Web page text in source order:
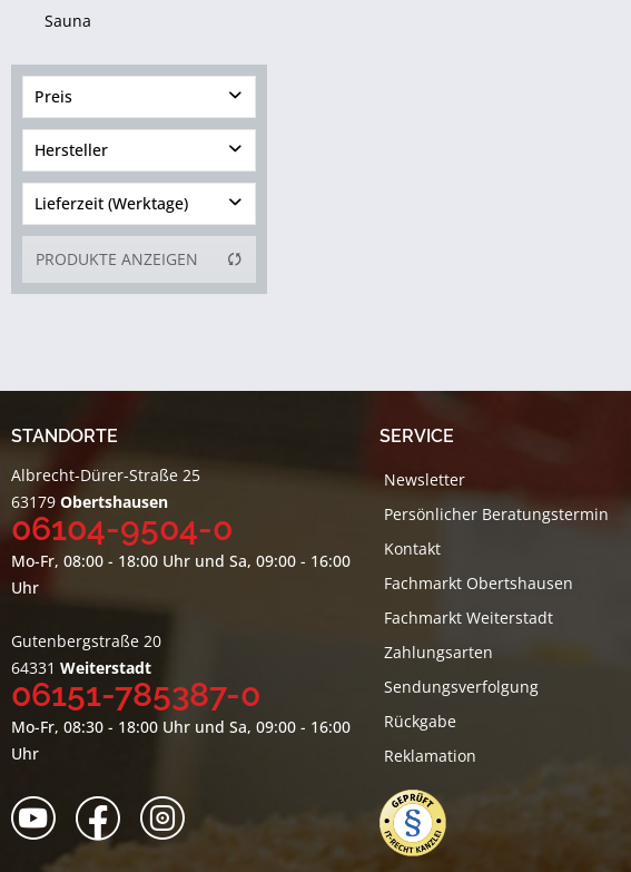
Sauna
Preis
von3,99 € bis24,99 €
Hersteller
Lieferzeit (Werktage)
1 bis 3
4 bis 6
PRODUKTE ANZEIGEN
STANDORTE
Albrecht-Dürer-Straße 25
63179 Obertshausen
06104-9504-0
Mo-Fr, 08:00 - 18:00 Uhr und Sa, 09:00 - 16:00
Uhr
Gutenbergstraße 20
64331 Weiterstadt
06151-785387-0
Mo-Fr, 08:30 - 18:00 Uhr und Sa, 09:00 - 16:00
Uhr
SERVICE
Newsletter
Persönlicher Beratungstermin
Kontakt
Fachmarkt Obertshausen
Fachmarkt Weiterstadt
Zahlungsarten
Sendungsverfolgung
Rückgabe
Reklamation